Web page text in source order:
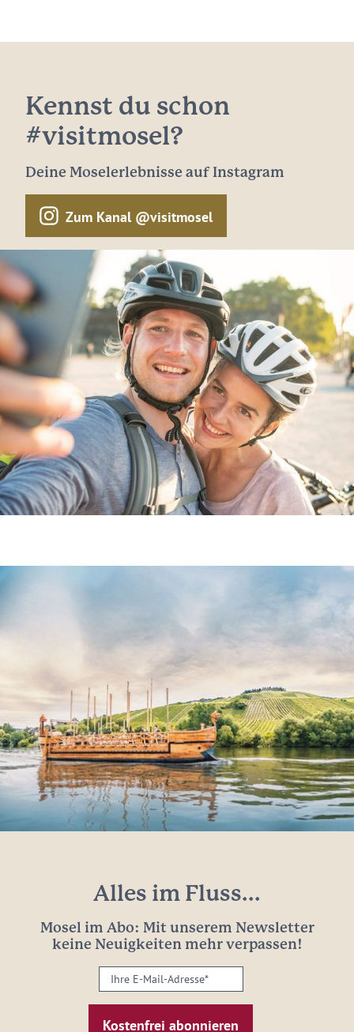
Kennst du schon
#visitmosel?
Deine Moselerlebnisse auf Instagram
Zum Kanal @visitmosel
Alles im Fluss...
Mosel im Abo: Mit unserem Newsletter
keine Neuigkeiten mehr verpassen!
Ihre
E-
Mail-
Adresse: